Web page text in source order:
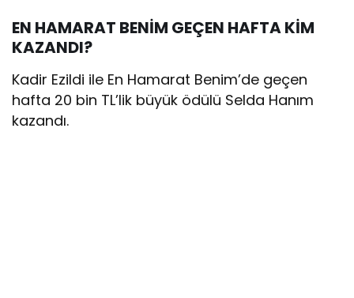
EN HAMARAT BENİM GEÇEN HAFTA KİM
KAZANDI?
Kadir Ezildi ile En Hamarat Benim’de geçen
hafta 20 bin TL’lik büyük ödülü Selda Hanım
kazandı.